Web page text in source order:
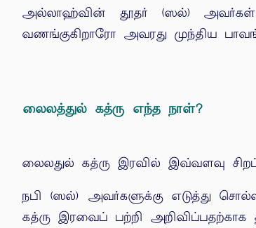
அல்லாஹ்வின் தூதர் (ஸல்) அவர்கள்
வணங்குகிறாரோ அவரது முந்திய
லைலத்துல் கத்ரு எந்த நாள்?
லைலதுல் கத்ரு இரவில் இவ்வளவு
நபி (ஸல்) அவர்களுக்கு எடுத்து
கத்ரு இரவைப் பற்றி அறிவிப்பதற்காக